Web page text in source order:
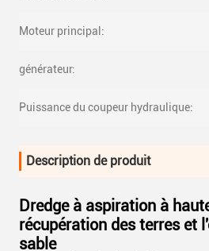
Moteur principal:
générateur:
Puissance du coupeur hydraulique:
Description de produit
Dredge à aspiration à
récupération des terres et
sable